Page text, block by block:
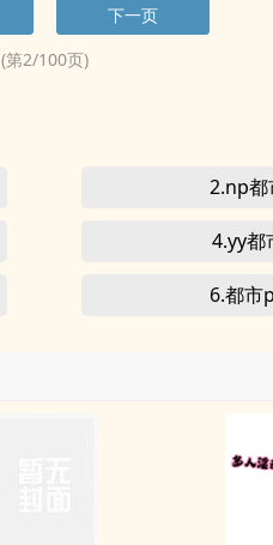
下一页
(第2/100页)
2.np都
4.yy都
6.都市